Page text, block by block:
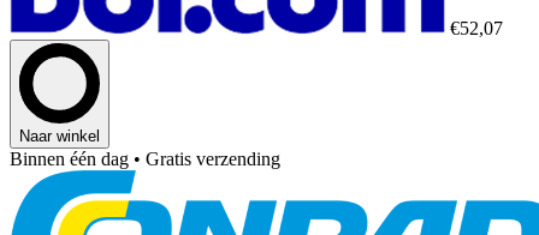
€52,07
Naar winkel
Binnen één dag • Gratis verzending